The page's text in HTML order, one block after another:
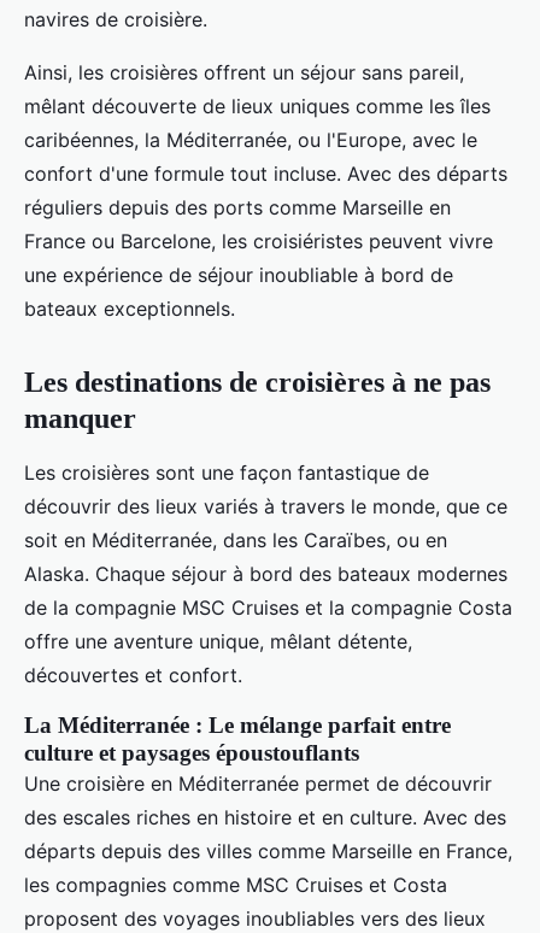
navires de croisière.
Ainsi, les croisières offrent un séjour sans pareil,
mêlant découverte de lieux uniques comme les îles
caribéennes, la Méditerranée, ou l'Europe, avec le
confort d'une formule tout incluse. Avec des départs
réguliers depuis des ports comme Marseille en
France ou Barcelone, les croisiéristes peuvent vivre
une expérience de séjour inoubliable à bord de
bateaux exceptionnels.
Les destinations de croisières à ne pas
manquer
Les croisières sont une façon fantastique de
découvrir des lieux variés à travers le monde, que ce
soit en Méditerranée, dans les Caraïbes, ou en
Alaska. Chaque séjour à bord des bateaux modernes
de la compagnie MSC Cruises et la compagnie Costa
offre une aventure unique, mêlant détente,
découvertes et confort.
La Méditerranée : Le mélange parfait entre
culture et paysages époustouflants
Une croisière en Méditerranée permet de découvrir
des escales riches en histoire et en culture. Avec des
départs depuis des villes comme Marseille en France,
les compagnies comme MSC Cruises et Costa
proposent des voyages inoubliables vers des lieux